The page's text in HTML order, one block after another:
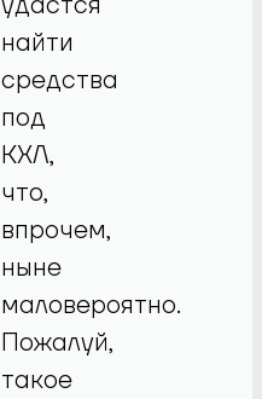
найти
средства
под
КХЛ,
что,
впрочем,
ныне
маловероятно.
Пожалуй,
такое